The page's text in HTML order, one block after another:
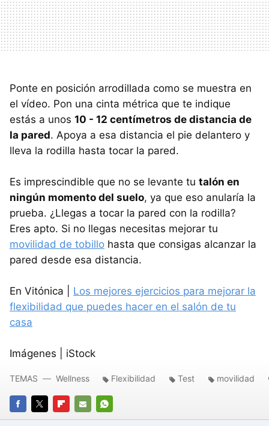
Ponte en posición arrodillada como se muestra en
el vídeo. Pon una cinta métrica que te indique
estás a unos 10 - 12 centímetros de distancia de
la pared. Apoya a esa distancia el pie delantero y
lleva la rodilla hasta tocar la pared.
Es imprescindible que no se levante tu talón en
ningún momento del suelo, ya que eso anularía la
prueba. ¿Llegas a tocar la pared con la rodilla?
Eres apto. Si no llegas necesitas mejorar tu
movilidad de tobillo hasta que consigas alcanzar la
pared desde esa distancia.
En Vitónica | Los mejores ejercicios para mejorar la
flexibilidad que puedes hacer en el salón de tu
casa
Imágenes | iStock
FACEBOOK
TWITTERFLIPBOARD
E-
WHATSAPP
TEMAS Wellness Flexibilidad Test movilidad